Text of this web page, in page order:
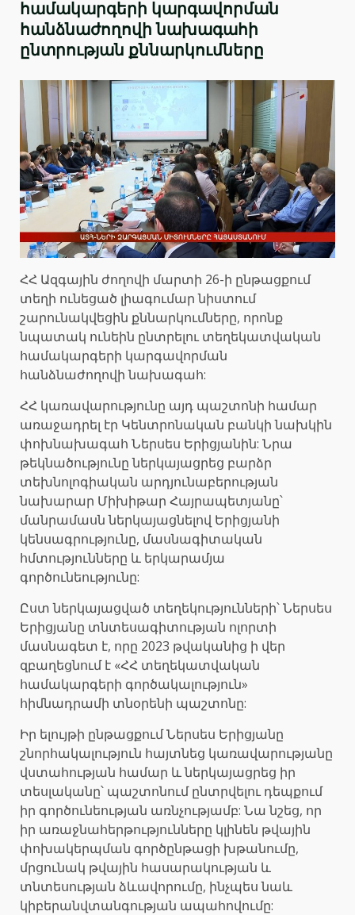
համակարգերի կարգավորման
հանձնաժողովի նախագահի
ընտրության քննարկումները
ՀՀ Ազգային ժողովի մարտի 26-ի ընթացքում
տեղի ունեցած լիագումար նիստում
շարունակվեցին քննարկումները, որոնք
նպատակ ունեին ընտրելու տեղեկատվական
համակարգերի կարգավորման
հանձնաժողովի նախագահ:
ՀՀ կառավարությունը այդ պաշտոնի համար
առաջադրել էր Կենտրոնական բանկի նախկին
փոխնախագահ Ներսես Երիցյանին: Նրա
թեկնածությունը ներկայացրեց բարձր
տեխնոլոգիական արդյունաբերության
նախարար Միխիթար Հայրապետյանը՝
մանրամասն ներկայացնելով Երիցյանի
կենսագրությունը, մասնագիտական
հմտությունները և երկարամյա
գործունեությունը:
Ըստ ներկայացված տեղեկությունների՝ Ներսես
Երիցյանը տնտեսագիտության ոլորտի
մասնագետ է, որը 2023 թվականից ի վեր
զբաղեցնում է «ՀՀ տեղեկատվական
համակարգերի գործակալություն»
հիմնադրամի տնօրենի պաշտոնը:
Իր ելույթի ընթացքում Ներսես Երիցյանը
շնորհակալություն հայտնեց կառավարությանը
վստահության համար և ներկայացրեց իր
տեսլականը՝ պաշտոնում ընտրվելու դեպքում
իր գործունեության առնչությամբ: Նա նշեց, որ
իր առաջնահերթությունները կլինեն թվային
փոխակերպման գործընթացի խթանումը,
մրցունակ թվային հասարակության և
տնտեսության ձևավորումը, ինչպես նաև
կիբերանվտանգության ապահովումը: